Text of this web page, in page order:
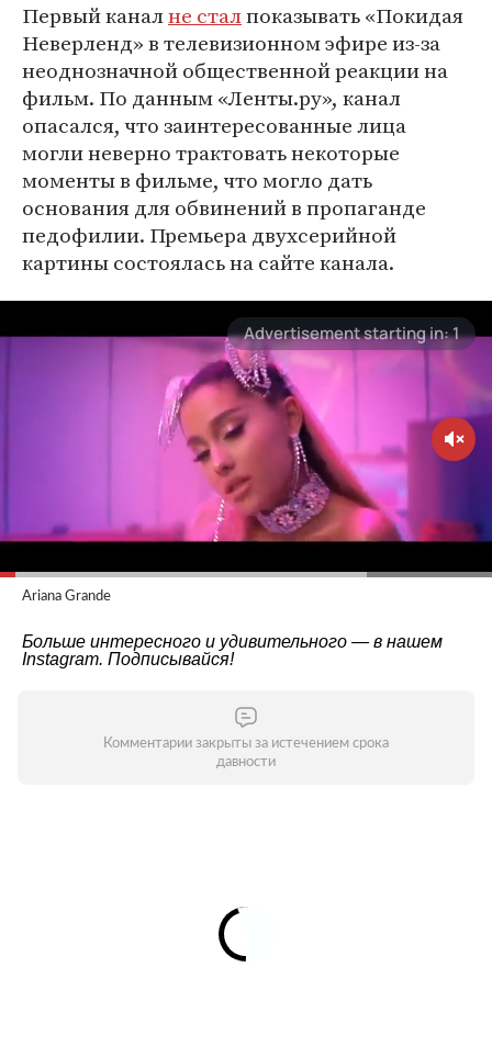
Первый каналне сталпоказывать «Покидая
Неверленд» в телевизионном эфире из-за
неоднозначной общественной реакции на
фильм. По данным «Ленты.ру», канал
опасался, что заинтересованные лица
могли неверно трактовать некоторые
моменты в фильме, что могло дать
основания для обвинений в пропаганде
педофилии. Премьера двухсерийной
картины состоялась на сайте канала.
Ariana Grande
Больше интересного и удивительного — в нашем
Instagram. Подписывайся!
Комментарии закрыты за истечением срока
давности